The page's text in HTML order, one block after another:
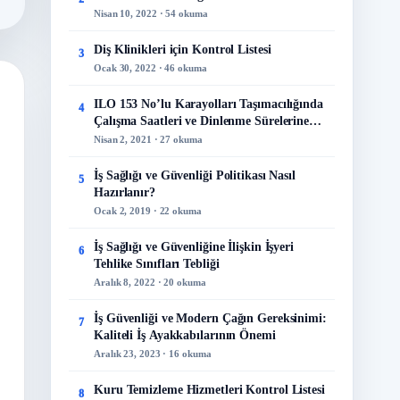
Nisan 10, 2022 · 54 okuma
3 Diş Klinikleri için Kontrol Listesi
Ocak 30, 2022 · 46 okuma
4
ILO 153 No’lu Karayolları Taşımacılığında
Çalışma Saatleri ve Dinlenme Sürelerine
İlişkin Sözleşme
Nisan 2, 2021 · 27 okuma
5
İş Sağlığı ve Güvenliği Politikası Nasıl
Hazırlanır?
Ocak 2, 2019 · 22 okuma
6
İş Sağlığı ve Güvenliğine İlişkin İşyeri
Tehlike Sınıfları Tebliği
Aralık 8, 2022 · 20 okuma
7
İş Güvenliği ve Modern Çağın Gereksinimi:
Kaliteli İş Ayakkabılarının Önemi
Aralık 23, 2023 · 16 okuma
8 Kuru Temizleme Hizmetleri Kontrol Listesi